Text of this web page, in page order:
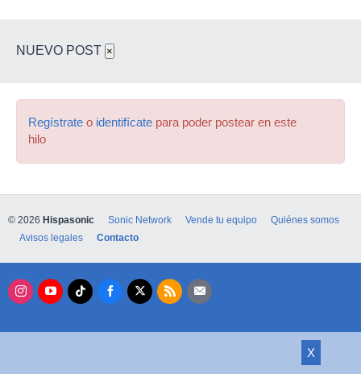
NUEVO POST ×
Regístrate o identifícate para poder postear en este
hilo
X
© 2026 Hispasonic Sonic Network Vende tu equipo
Quiénes somos
Avisos legales
Contacto